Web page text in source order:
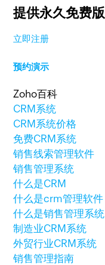
提供永久免费版
立即注册
预约演示
Zoho百科
CRM系统
CRM系统价格
免费CRM系统
销售线索管理软件
销售管理系统
什么是CRM
什么是crm管理软件
什么是销售管理系统
制造业CRM系统
外贸行业CRM系统
销售管理指南